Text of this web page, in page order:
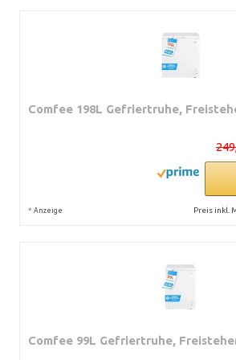
Comfee 198L Gefriertruhe,
* Anzeige Preis inkl.
Comfee 99L Gefriertruhe,